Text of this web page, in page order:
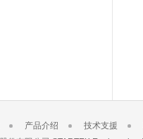
产品介绍 技术支援